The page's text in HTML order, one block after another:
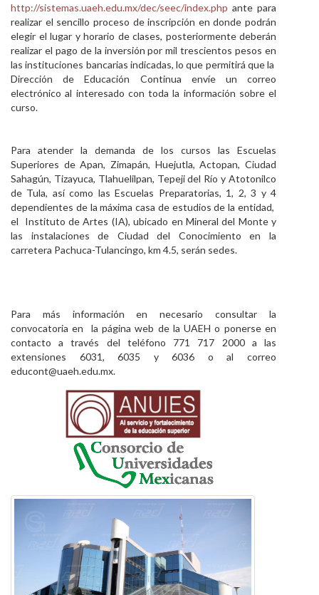
http://sistemas.uaeh.edu.mx/dec/seec/index.php ante para
realizar el sencillo proceso de inscripción en donde podrán
elegir el lugar y horario de clases, posteriormente deberán
realizar el pago de la inversión por mil trescientos pesos en
las instituciones bancarias indicadas, lo que permitirá que la
Dirección de Educación Continua envíe un correo
electrónico al interesado con toda la información sobre el
curso.
Para atender la demanda de los cursos las Escuelas
Superiores de Apan, Zimapán, Huejutla, Actopan, Ciudad
Sahagún, Tizayuca, Tlahuelilpan, Tepeji del Río y Atotonilco
de Tula, así como las Escuelas Preparatorias, 1, 2, 3 y 4
dependientes de la máxima casa de estudios de la entidad,
el Instituto de Artes (IA), ubicado en Mineral del Monte y
las instalaciones de Ciudad del Conocimiento en la
carretera Pachuca-Tulancingo, km 4.5, serán sedes.
Para más información en necesario consultar la
convocatoria en la página web de la UAEH o ponerse en
contacto a través del teléfono 771 717 2000 a las
extensiones 6031, 6035 y 6036 o al correo
educont@uaeh.edu.mx.